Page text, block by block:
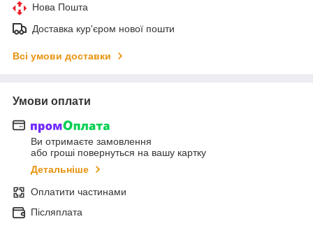
Нова Пошта
Доставка кур'єром нової пошти
Всі умови доставки
Умови оплати
Ви отримаєте замовлення
або гроші повернуться на вашу картку
Детальніше
Оплатити частинами
Післяплата